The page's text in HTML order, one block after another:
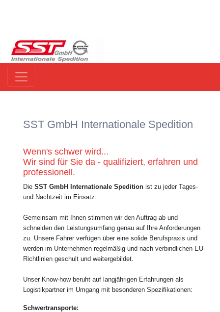
SST GmbH Internationale Spedition
Wenn's schwer wird...
Wir sind für Sie da - qualifiziert, erfahren und
professionell.
Die SST GmbH Internationale Spedition ist zu jeder Tages-
und Nachtzeit im Einsatz.
Gemeinsam mit Ihnen stimmen wir den Auftrag ab und
schneiden den Leistungsumfang genau auf Ihre Anforderungen
zu. Unsere Fahrer verfügen über eine solide Berufspraxis und
werden im Unternehmen regelmäßig und nach verbindlichen EU-
Richtlinien geschult und weitergebildet.
Unser Know-how beruht auf langjährigen Erfahrungen als
Logistikpartner im Umgang mit besonderen Spezifikationen:
Schwertransporte: